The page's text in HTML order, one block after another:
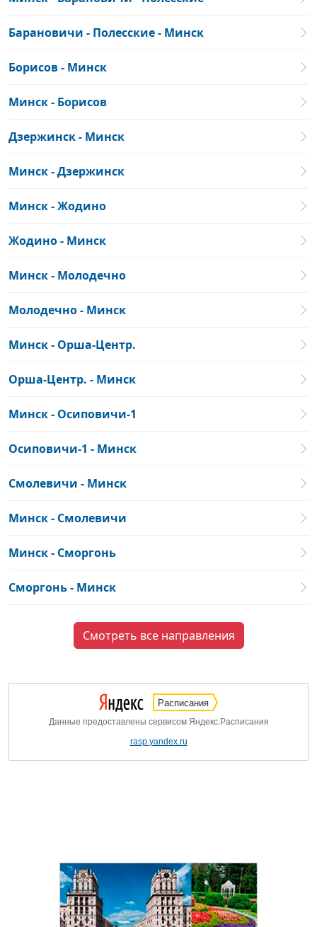
Барановичи - Полесские - Минск
Борисов - Минск
Минск - Борисов
Дзержинск - Минск
Минск - Дзержинск
Минск - Жодино
Жодино - Минск
Минск - Молодечно
Молодечно - Минск
Минск - Орша-Центр.
Орша-Центр. - Минск
Минск - Осиповичи-1
Осиповичи-1 - Минск
Смолевичи - Минск
Минск - Смолевичи
Минск - Сморгонь
Сморгонь - Минск
Смотреть все направления
Расписания
Данные предоставлены сервисом Яндекс.Расписания
rasp.yandex.ru